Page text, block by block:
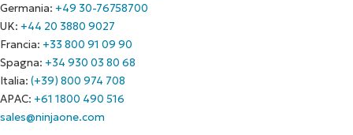
Germania: +49 30-76758700
UK: +44 20 3880 9027
Francia: +33 800 91 09 90
Spagna: +34 930 03 80 68
Italia: (+39) 800 974 708
APAC: +61 1800 490 516
sales@ninjaone.com